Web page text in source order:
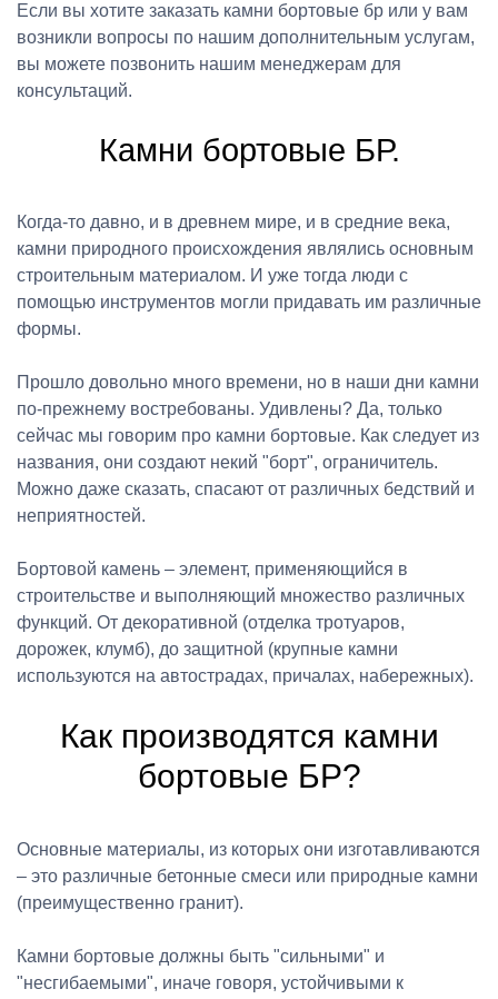
Если вы хотите заказать камни бортовые бр или у вам
возникли вопросы по нашим дополнительным услугам,
вы можете позвонить нашим менеджерам для
консультаций.
Камни бортовые БР.
Когда-то давно, и в древнем мире, и в средние века,
камни природного происхождения являлись основным
строительным материалом. И уже тогда люди с
помощью инструментов могли придавать им различные
формы.
Прошло довольно много времени, но в наши дни камни
по-прежнему востребованы. Удивлены? Да, только
сейчас мы говорим про камни бортовые. Как следует из
названия, они создают некий "борт", ограничитель.
Можно даже сказать, спасают от различных бедствий и
неприятностей.
Бортовой камень – элемент, применяющийся в
строительстве и выполняющий множество различных
функций. От декоративной (отделка тротуаров,
дорожек, клумб), до защитной (крупные камни
используются на автострадах, причалах, набережных).
Как производятся камни
бортовые БР?
Основные материалы, из которых они изготавливаются
– это различные бетонные смеси или природные камни
(преимущественно гранит).
Камни бортовые должны быть "сильными" и
"несгибаемыми", иначе говоря, устойчивыми к